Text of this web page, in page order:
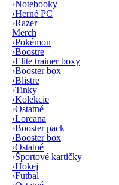
›Notebooky
›Herné PC
›Razer
Merch
›Pokémon
›Boostre
›Elite trainer boxy
›Booster box
›Blistre
›Tinky
›Kolekcie
›Ostatné
›Lorcana
›Booster pack
›Booster box
›Ostatné
›Športové kartičky
›Hokej
›Futbal